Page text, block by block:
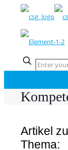
Artikel
Thema: